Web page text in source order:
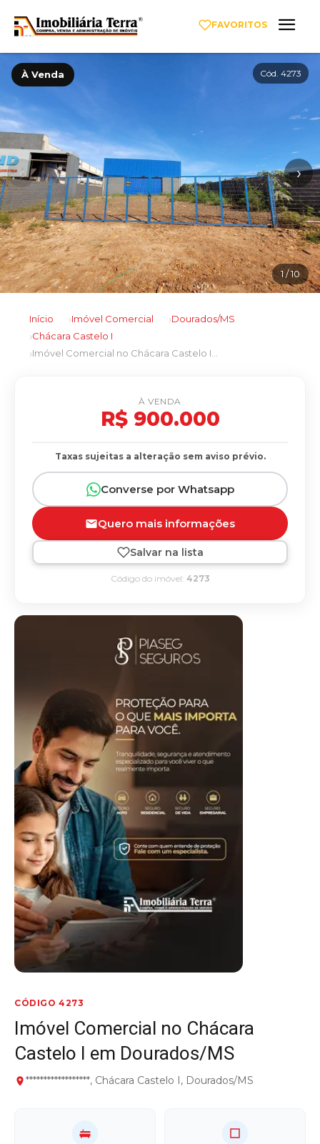
FAVORITOS
À Venda Cód. 4273
‹ ›
1/ 10
Início Imóvel Comercial
Dourados/MS
Chácara Castelo I
CÓDIGO 4273
Imóvel Comercial no Chácara
Castelo I em Dourados/MS
******************, Chácara Castelo I, Dourados/MS
À VENDA
R$ 900.000
Taxas sujeitas a alteração sem aviso prévio.
Converse por Whatsapp
Quero mais informações
Salvar na lista
Código do imóvel: 4273